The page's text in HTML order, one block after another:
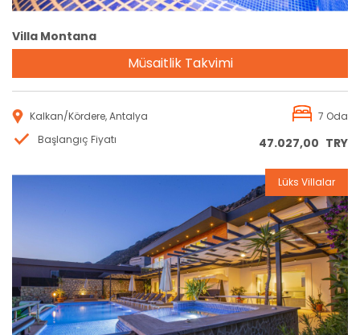
Villa Montana
Müsaitlik Takvimi
Kalkan/Kördere, Antalya
7 Oda
Başlangıç Fiyatı
47.027,00 TRY
Rezervasyon
Lüks Villalar